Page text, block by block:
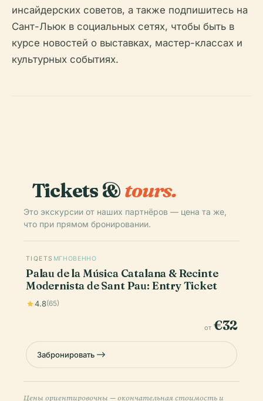
инсайдерских советов, а также подпишитесь на
Сант-Льюк в социальных сетях, чтобы быть в
курсе новостей о выставках, мастер-классах и
культурных событиях.
Tickets &tours.
Это экскурсии от наших партнёров — цена та же,
что при прямом бронировании.
TIQETS МГНОВЕННО
Palau de la Música Catalana & Recinte
Modernista de Sant Pau: Entry Ticket
4.8(65)
от €32
Забронировать
Цены ориентировочны — окончательная стоимость и